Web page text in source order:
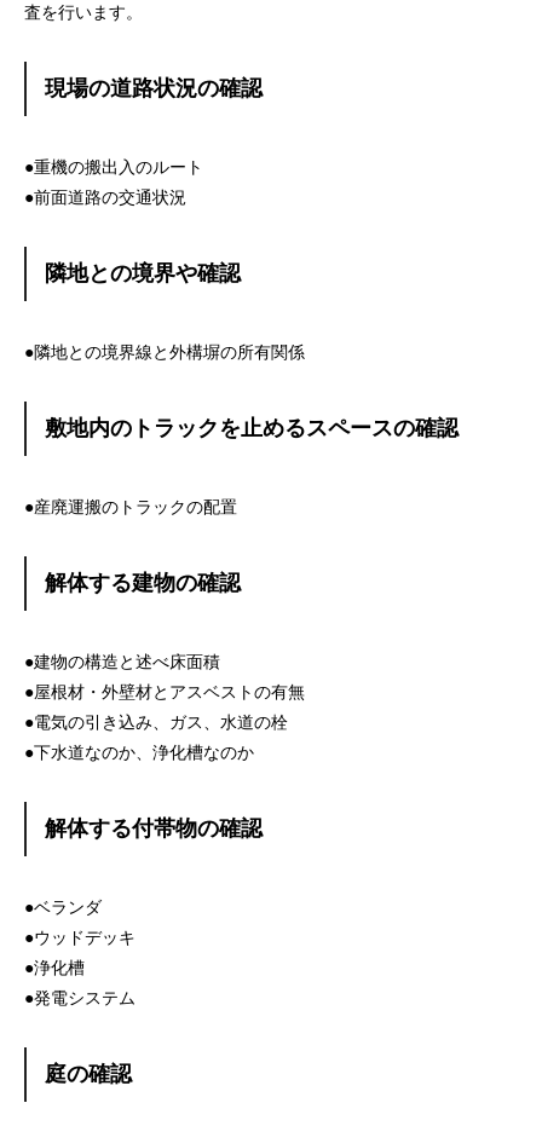
査を行います。
現場の道路状況の確認
●重機の搬出入のルート
●前面道路の交通状況
隣地との境界や確認
●隣地との境界線と外構塀の所有関係
敷地内のトラックを止めるスペースの確認
●産廃運搬のトラックの配置
解体する建物の確認
●建物の構造と述べ床面積
●屋根材・外壁材とアスベストの有無
●電気の引き込み、ガス、水道の栓
●下水道なのか、浄化槽なのか
解体する付帯物の確認
●ベランダ
●ウッドデッキ
●浄化槽
●発電システム
庭の確認